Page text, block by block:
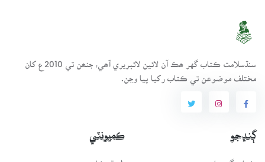
سنڌسلامت ڪتاب گهر ھڪ آن لائين لائبريري آھي، جنھن تي 2010ع کان
مختلف موضوعن تي ڪتاب رکيا پيا وڃن.
ڳنڍجو
ڪتاب گهر بابت
ڪميونٽي
طريقيڪار